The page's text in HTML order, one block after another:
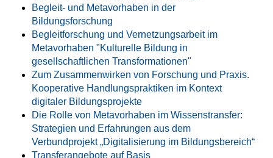
Begleit- und Metavorhaben in der
Bildungsforschung
Begleitforschung und Vernetzungsarbeit im
Metavorhaben "Kulturelle Bildung in
gesellschaftlichen Transformationen"
Zum Zusammenwirken von Forschung und Praxis.
Kooperative Handlungspraktiken im Kontext
digitaler Bildungsprojekte
Die Rolle von Metavorhaben im Wissenstransfer:
Strategien und Erfahrungen aus dem
Verbundprojekt „Digitalisierung im Bildungsbereich“
Transferangebote auf Basis